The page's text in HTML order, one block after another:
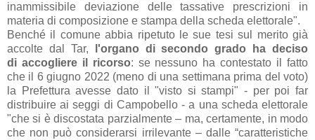
inammissibile deviazione delle tassative prescrizioni in
materia di composizione e stampa della scheda elettorale".
Benché il comune abbia ripetuto le sue tesi sul merito già
accolte dal Tar,
l'organo di secondo grado ha deciso
di accogliere il ricorso: se nessuno ha contestato il fatto
che il 6 giugno 2022 (meno di una settimana prima del voto)
la Prefettura avesse dato il "visto si stampi" - per poi far
distribuire ai seggi di Campobello - a una scheda elettorale
"che si è discostata parzialmente – ma, certamente, in modo
che non può considerarsi irrilevante – dalle “caratteristiche